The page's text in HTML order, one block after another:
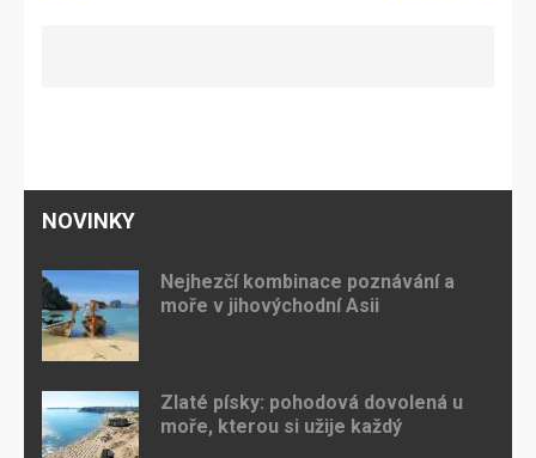
NOVINKY
Nejhezčí kombinace poznávání a
moře v jihovýchodní Asii
Zlaté písky: pohodová dovolená u
moře, kterou si užije každý